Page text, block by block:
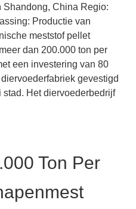
Shandong, China Regio:
Productie van
meststof pellet
dan 200.000 ton per
een investering van 80
gevestigd
Het diervoederbedrijf
Ton Per